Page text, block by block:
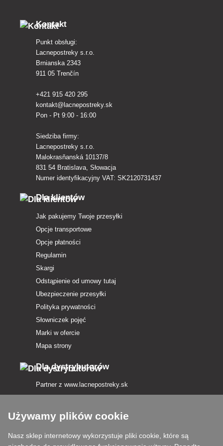
zapobiegawczo po wysiewie za
Stosować 2-5 litrów roztworu na
1 m2.
Kontakt
Punkt obsługi:
Lacnepostreky s.r.o.
Brnianska 2343
911 05 Trenčín
+421 915 420 295
kontakt@lacnepostreky.sk
Pon - Pt 9:00 - 16:00
Siedziba firmy:
Lacnepostreky s.r.o.
Malokrasňanská 10137/8
831 54 Bratislava, Słowacja
Numer identyfikacyjny VAT: SK2120731437
Dla klientów
Jak pakujemy Twoje przesyłki
Opcje transportowe
Opcje płatności
Regulamin
Skargi
Odstąpienie od umowy tutaj
Ubezpieczenie przesyłki
Polityka prywatności
Słowniczek pojęć
Marki w ofercie
Mapa strony
Dla dystrybutorów
Partner z www.lacnepostreky.sk
Zawsze służymy fachową poradą
Używamy plików cookie
Nasz sklep internetowy wykorzystuje pliki cookie, które są